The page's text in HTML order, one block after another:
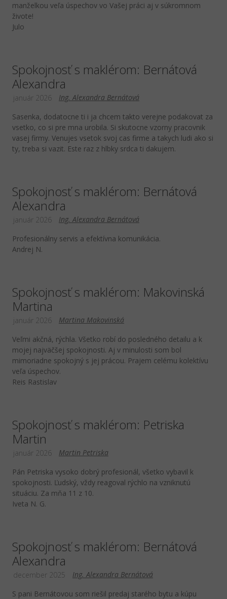
manželkou veľa úspechov vo Vašej práci aj v súkromnom
živote!
Julo
Spokojnosť s maklérom: Bernátová
Alexandra
Ing. Alexandra Bernátová
január 2026
Sasenka, dodatocne ti i ja chcem takto verejne podakovat za
vsetko, co si pre mna urobila. Si skutocne vzorny pracovnik
vasej firmy. Venujes vsetok svoj cas firme a takych ludi ako si
ty, treba si vazit. Este raz z hlbky srdca ti dakujem.
Spokojnosť s maklérom: Bernátová
Alexandra
Ing. Alexandra Bernátová
január 2026
Profesionálny servis a efektívna komunikácia.
Andrej N.
Spokojnosť s maklérom: Makovinská
Martina
Martina Makovinská
január 2026
Veľmi akčná, rýchla. Všetko robí do posledného detailu a k
mojej najväčšej spokojnosti. Aj v minulosti som bol
mimoriadne spokojný s jej prácou. Prajem celému kolektívu
veľa úspechov.
Reis Rastislav
Spokojnosť s maklérom: Petriska
Martin
Martin Petriska
január 2026
Pán Petriska vysoko dobrý profesionál, všetko vybavil k
spokojnosti. Ľudský, vždy reagoval rýchlo na vzniknutú
situáciu. Za mňa 11 z 10.
Iveta N. G.
Spokojnosť s maklérom: Bernátová
Alexandra
Ing. Alexandra Bernátová
december 2025
S pani Bernátovou som riešil predaj starého bytu a kúpu